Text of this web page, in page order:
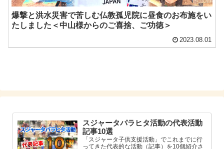
爆撃と洪水災害で苦しむ仏教孤児院に昼食のお布施をい
たしました＜中山様からのご喜捨、ご功徳＞
2023.08.01
スジャータパラヒタ活動の代表活動
記事10選
「スジャータ子供支援活動」でこれまでに行
ってきた代表的な活動（記事）を10個紹介さ